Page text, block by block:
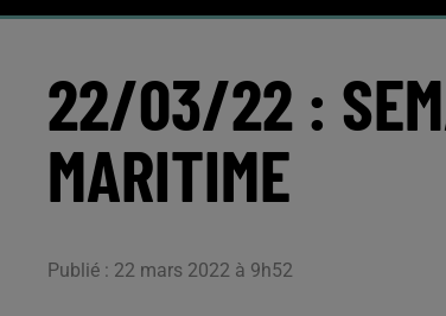
22/03/22 :
MARITIME
Publié : 22 mars 2022 à 9h52